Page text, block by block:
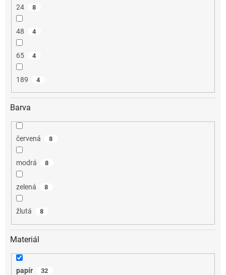
24 8
48 4
65 4
189 4
Barva
červená 8
modrá 8
zelená 8
žlutá 8
Materiál
papír 32